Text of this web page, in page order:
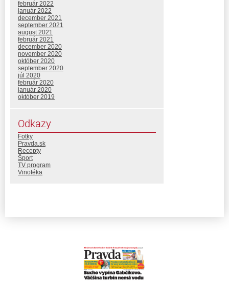
február 2022
január 2022
december 2021
september 2021
august 2021
február 2021
december 2020
november 2020
október 2020
september 2020
júl 2020
február 2020
január 2020
október 2019
Odkazy
Fotky
Pravda.sk
Recepty
Šport
TV program
Vinotéka